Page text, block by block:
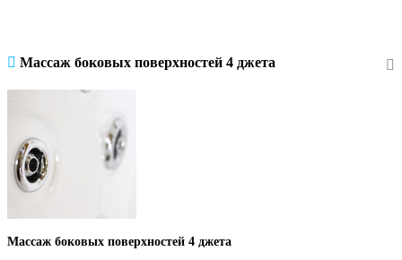
Массаж боковых поверхностей 4 джета
Массаж боковых поверхностей 4 джета